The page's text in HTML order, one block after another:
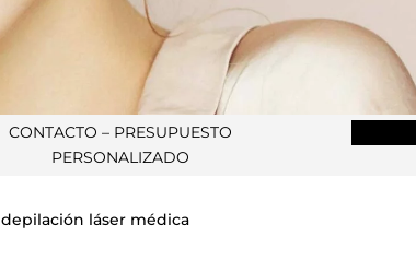
CONTACTO – PRESUPUESTO
PERSONALIZADO
depilación láser médica